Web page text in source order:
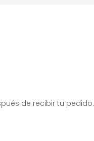
de recibir tu pedido.